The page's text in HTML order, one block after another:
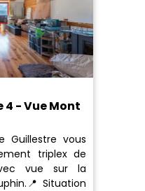
- Vue Mont
Guillestre vous
triplex de
vue sur la
Situation